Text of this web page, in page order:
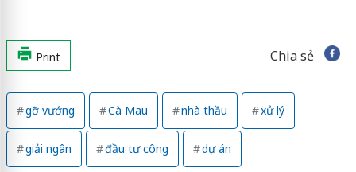
Print Chia sẻ
gỡ vướng Cà Mau nhà thầu xử lý
giải ngân đầu tư công dự án